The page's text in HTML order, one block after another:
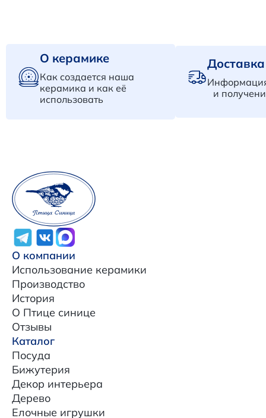
О керамике
Как создается наша
керамика и как её
использовать
и
О компании
Использование керамики
Производство
История
О Птице синице
Отзывы
Каталог
Посуда
Бижутерия
Декор интерьера
Дерево
Елочные игрушки